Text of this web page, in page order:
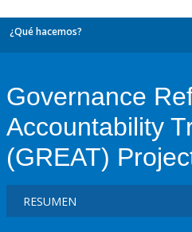
¿Qué hacemos?
Governance
Accountability
(GREAT)